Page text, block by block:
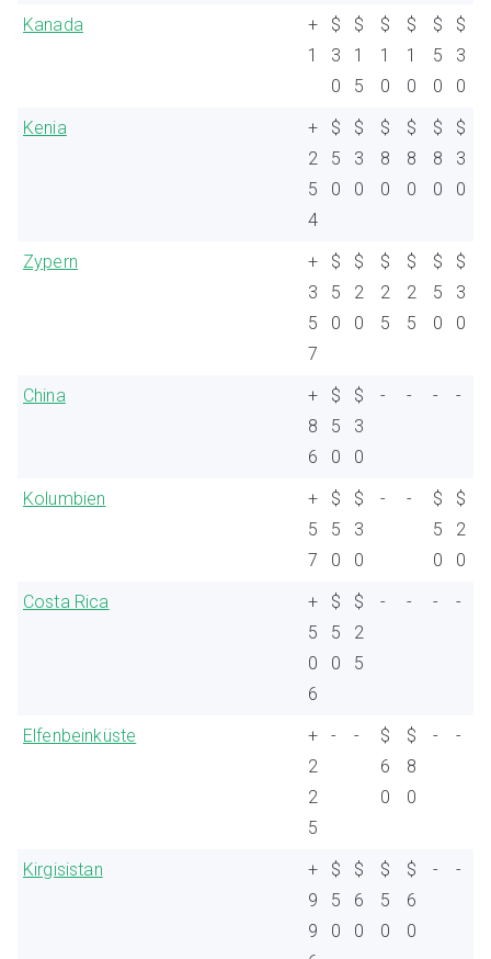
Kanada
+
1
$
3
0
$
1
5
$
1
0
$
1
0
$
5
0
$
3
0
Kenia
+
2
5
4
$
5
0
$
3
0
$
8
0
$
8
0
$
8
0
$
3
0
Zypern
+
3
5
7
$
5
0
$
2
0
$
2
5
$
2
5
$
5
0
$
3
0
China
+
8
6
$
5
0
$
3
0
- - - -
Kolumbien
+
5
7
$
5
0
$
3
0
- -
$
5
0
$
2
0
Costa Rica
+
5
0
6
$
5
0
$
2
5
- - - -
Elfenbeinküste
+
2
2
5
- -
$
6
0
$
8
0
- -
Kirgisistan
+
9
9
$
5
0
$
6
0
$
5
0
$
6
0
- -